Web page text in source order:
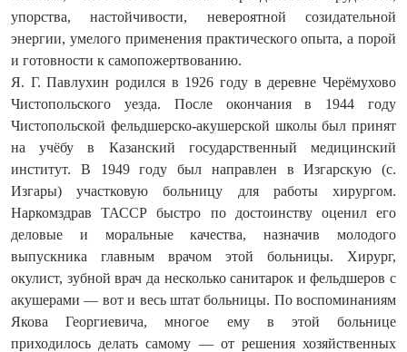
упорства, настойчивости, невероятной созидательной
энергии, умелого применения практического опыта, а порой
и готовности к самопожертвованию.
Я. Г. Павлухин родился в 1926 году в деревне Черёмухово
Чистопольского уезда. После окончания в 1944 году
Чистопольской фельдшерско-акушерской школы был принят
на учёбу в Казанский государственный медицинский
институт. В 1949 году был направлен в Изгарскую (с.
Изгары) участковую больницу для работы хирургом.
Наркомздрав ТАССР быстро по достоинству оценил его
деловые и моральные качества, назначив молодого
выпускника главным врачом этой больницы. Хирург,
окулист, зубной врач да несколько санитарок и фельдшеров с
акушерами — вот и весь штат больницы. По воспоминаниям
Якова Георгиевича, многое ему в этой больнице
приходилось делать самому — от решения хозяйственных